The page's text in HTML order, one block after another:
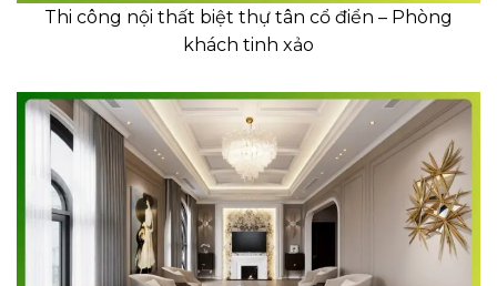
Thi công nội thất biệt thự tân cổ điển – Phòng
khách tinh xảo